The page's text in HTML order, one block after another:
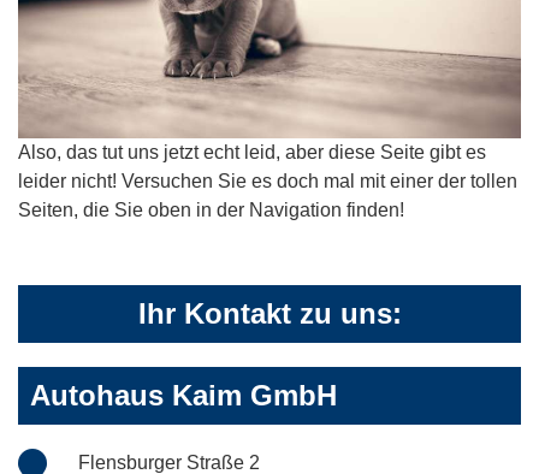
Also, das tut uns jetzt echt leid, aber diese Seite gibt es
leider nicht! Versuchen Sie es doch mal mit einer der tollen
Seiten, die Sie oben in der Navigation finden!
Ihr Kontakt zu uns:
Autohaus Kaim GmbH
Flensburger Straße 2